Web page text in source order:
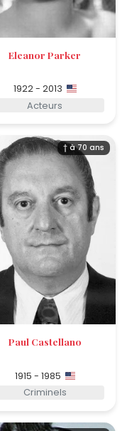
Eleanor Parker
1922 - 2013
Acteurs
† à 70 ans
Paul Castellano
1915 - 1985
Criminels